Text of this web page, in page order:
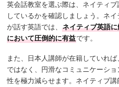
英会話教室を選ぶ際は、ネイティ
しているかを確認しましょう。ネ
が話す英語では、 ネイティブ英語
において圧倒的に有益です。
また、日本人講師が在籍していれ
ではなく、円滑なコミュニケーシ
性を極力減らせます。ネイティブ